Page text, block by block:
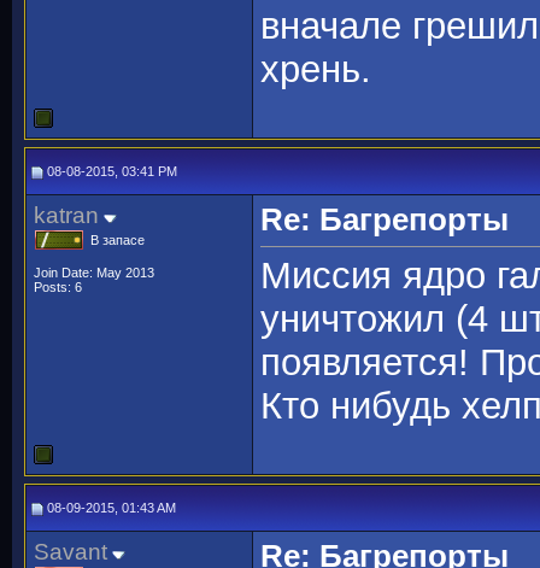
вначале
хрень.
08-08-2015, 03:41 PM
katran
В запасе
Join Date: May 2013
Posts: 6
Re: Багрепорты
Миссия ядро
уничтожил (4
появляется!
Кто нибудь
08-09-2015, 01:43 AM
Savant
Re: Багрепорты